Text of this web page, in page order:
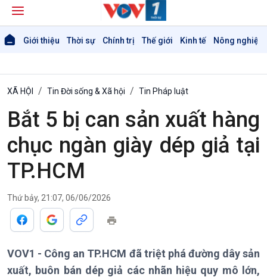
Giới thiệu Thời sự Chính trị Thế giới Kinh tế Nông nghiệp
Thời sự 6h
Thời sự 12h
XÃ HỘI Tin Đời sống & Xã hội Tin Pháp luật
Bắt 5 bị can sản xuất hàng
chục ngàn giày dép giả tại
TP.HCM
Thứ bảy, 21:07, 06/06/2026
VOV1 - Công an TP.HCM đã triệt phá đường dây sản
xuất, buôn bán dép giả các nhãn hiệu quy mô lớn,